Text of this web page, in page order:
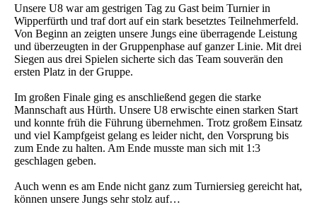
Unsere U8 war am gestrigen Tag zu Gast beim Turnier in
Wipperfürth und traf dort auf ein stark besetztes Teilnehmerfeld.
Von Beginn an zeigten unsere Jungs eine überragende Leistung
und überzeugten in der Gruppenphase auf ganzer Linie. Mit drei
Siegen aus drei Spielen sicherte sich das Team souverän den
ersten Platz in der Gruppe.
Im großen Finale ging es anschließend gegen die starke
Mannschaft aus Hürth. Unsere U8 erwischte einen starken Start
und konnte früh die Führung übernehmen. Trotz großem Einsatz
und viel Kampfgeist gelang es leider nicht, den Vorsprung bis
zum Ende zu halten. Am Ende musste man sich mit 1:3
geschlagen geben.
Auch wenn es am Ende nicht ganz zum Turniersieg gereicht hat,
können unsere Jungs sehr stolz auf…